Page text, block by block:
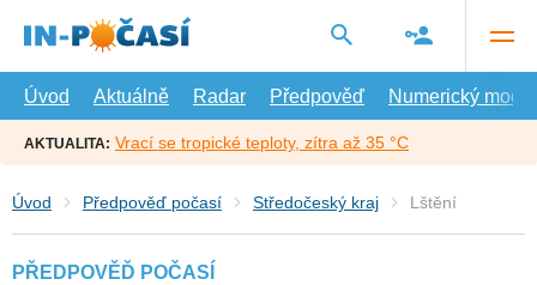
hlavní
Úvod
Aktuálně Radar Předpověď Numerický model
AKTUALITA: Vrací se tropické teploty, zítra až 35 °C
Úvod Předpověď počasí Středočeský kraj Lštění
PŘEDPOVĚĎ POČASÍ